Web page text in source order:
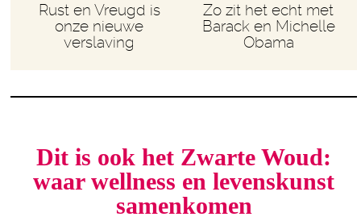
Rust en Vreugd is
onze nieuwe
verslaving
Zo zit het echt met
Barack en Michelle
Obama
Dit is ook het Zwarte Woud:
waar wellness en levenskunst
samenkomen